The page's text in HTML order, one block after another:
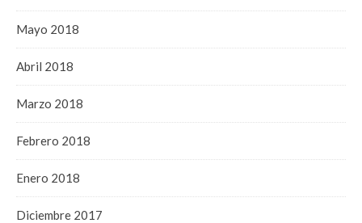
Mayo 2018
Abril 2018
Marzo 2018
Febrero 2018
Enero 2018
Diciembre 2017